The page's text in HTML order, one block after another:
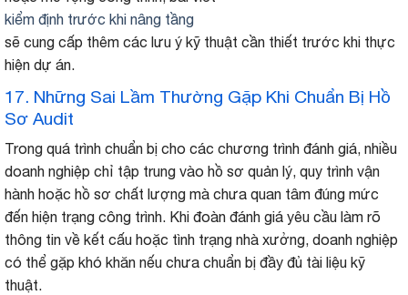
kiểm định trước khi nâng tầng
sẽ cung cấp thêm các lưu ý kỹ thuật cần thiết trước khi thực
hiện dự án.
17. Những Sai Lầm Thường Gặp Khi Chuẩn Bị Hồ
Sơ Audit
Trong quá trình chuẩn bị cho các chương trình đánh giá, nhiều
doanh nghiệp chỉ tập trung vào hồ sơ quản lý, quy trình vận
hành hoặc hồ sơ chất lượng mà chưa quan tâm đúng mức
đến hiện trạng công trình. Khi đoàn đánh giá yêu cầu làm rõ
thông tin về kết cấu hoặc tình trạng nhà xưởng, doanh nghiệp
có thể gặp khó khăn nếu chưa chuẩn bị đầy đủ tài liệu kỹ
thuật.